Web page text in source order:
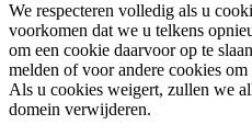
We respecteren volledig als u
voorkomen dat we u telkens
om een cookie daarvoor op te
melden of voor andere cookies
Als u cookies weigert, zullen we
domein verwijderen.